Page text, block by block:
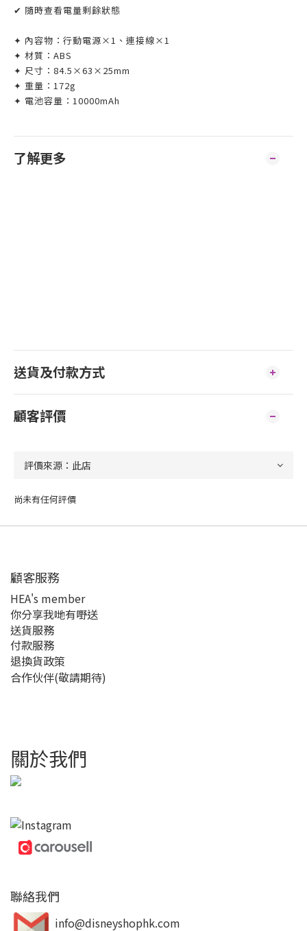
✔ 隨時查看電量剩餘狀態
✦ 內容物：行動電源×1、連接線×1
✦ 材質：ABS
✦ 尺寸：84.5×63×25mm
✦ 重量：172g
✦ 電池容量：10000mAh
了解更多
送貨及付款方式
顧客評價
尚未有任何評價
顧客服務
HEA's member
你分享我哋有嘢送
送貨服務
付款服務
退換貨政策
合作伙伴(敬請期待)
關於我們
聯絡我們
info@disneyshophk.com